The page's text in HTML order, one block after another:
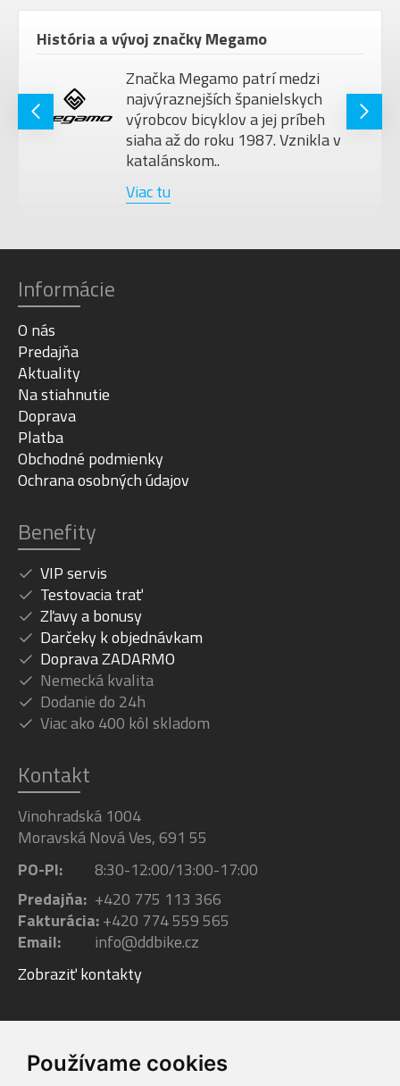
Používame cookies
História a vývoj značky Megamo
Značka Megamo patrí medzi
najvýraznejších španielskych
výrobcov bicyklov a jej príbeh
siaha až do roku 1987. Vznikla v
katalánskom..
Viac tu
Informácie
O nás
Predajňa
Aktuality
Na stiahnutie
Doprava
Platba
Obchodné podmienky
Ochrana osobných údajov
Benefity
VIP servis
Testovacia trať
Zľavy a bonusy
Darčeky k objednávkam
Doprava ZADARMO
Nemecká kvalita
Dodanie do 24h
Viac ako 400 kôl skladom
Kontakt
Vinohradská 1004
Moravská Nová Ves, 691 55
PO-PI:
8:30-12:00/13:00-17:00
Predajňa: +420 775 113 366
Fakturácia:+420 774 559 565
Email:
info@ddbike.cz
Zobraziť kontakty
Facebook Instagram